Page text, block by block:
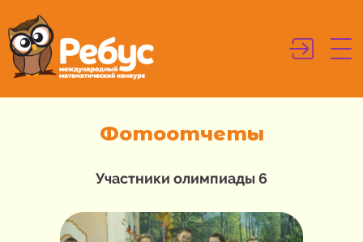
Фотоотчеты
Участники олимпиады 6